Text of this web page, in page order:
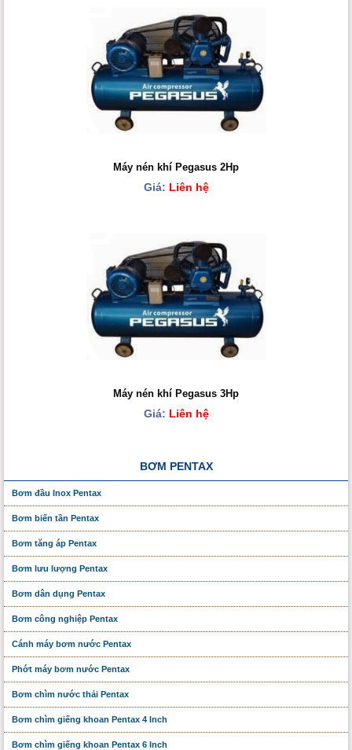
Máy nén khí Pegasus 2Hp
Giá: Liên hệ
Máy nén khí Pegasus 3Hp
Giá: Liên hệ
BƠM PENTAX
Bơm đầu Inox Pentax
Bơm biến tần Pentax
Bơm tăng áp Pentax
Bơm lưu lượng Pentax
Bơm dân dụng Pentax
Bơm công nghiệp Pentax
Cánh máy bơm nước Pentax
Phớt máy bơm nước Pentax
Bơm chìm nước thải Pentax
Bơm chìm giếng khoan Pentax 4 Inch
Bơm chìm giếng khoan Pentax 6 Inch